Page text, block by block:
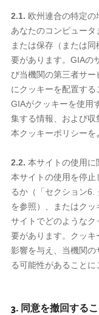
2.1. 欧州連合の特定の
あなたのコンピュー
または保存（または
要があります。GIAの
び当機関の第三者サー
にクッキーを配置する
GIAがクッキーを使用
集する情報、および収
本クッキーポリシーを
2.2. 本サイトの使用に
本サイトの使用を停
るか（「セクション6.
を参照）、またはクッ
サイトでどのような
要があります。クッキ
影響を与え、当機関
る可能性があることに
3. 同意を撤回する